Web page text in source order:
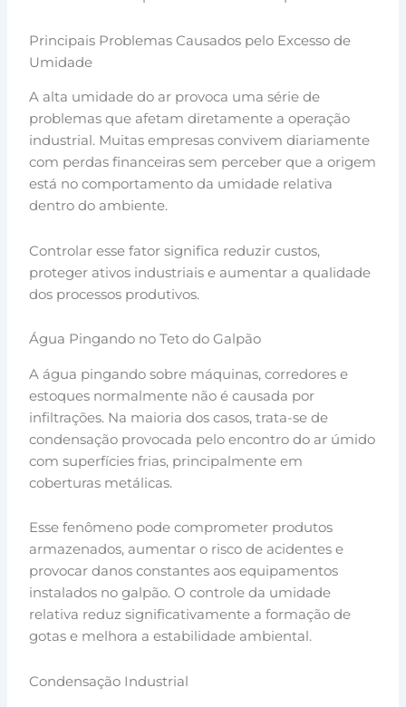
Principais Problemas Causados pelo Excesso de
Umidade
A alta umidade do ar provoca uma série de
problemas que afetam diretamente a operação
industrial. Muitas empresas convivem diariamente
com perdas financeiras sem perceber que a origem
está no comportamento da umidade relativa
dentro do ambiente.
Controlar esse fator significa reduzir custos,
proteger ativos industriais e aumentar a qualidade
dos processos produtivos.
Água Pingando no Teto do Galpão
A água pingando sobre máquinas, corredores e
estoques normalmente não é causada por
infiltrações. Na maioria dos casos, trata-se de
condensação provocada pelo encontro do ar úmido
com superfícies frias, principalmente em
coberturas metálicas.
Esse fenômeno pode comprometer produtos
armazenados, aumentar o risco de acidentes e
provocar danos constantes aos equipamentos
instalados no galpão. O controle da umidade
relativa reduz significativamente a formação de
gotas e melhora a estabilidade ambiental.
Condensação Industrial